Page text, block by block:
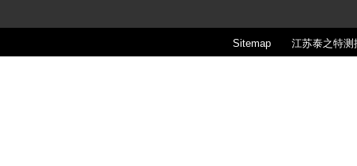
Sitemap 江苏泰之特测